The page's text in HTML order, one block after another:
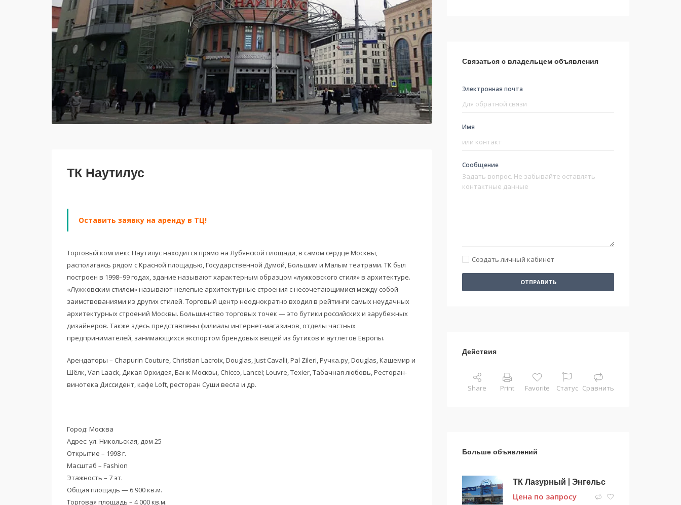
ТК Наутилус
Оставить заявку на аренду в ТЦ!
Торговый комплекс Наутилус находится прямо на Лубянской площади, в самом сердце Москвы,
располагаясь рядом с Красной площадью, Государственной Думой, Большим и Малым театрами. ТК был
построен в 1998–99 годах, здание называют характерным образцом «лужковского стиля» в архитектуре.
«Лужковским стилем» называют нелепые архитектурные строения с несочетающимися между собой
заимствованиями из других стилей. Торговый центр неоднократно входил в рейтинги самых неудачных
архитектурных строений Москвы. Большинство торговых точек — это бутики российских и зарубежных
дизайнеров. Также здесь представлены филиалы интернет-магазинов, отделы частных
предпринимателей, занимающихся экспортом брендовых вещей из бутиков и аутлетов Европы.
Арендаторы – Chapurin Couture, Christian Lacroix, Douglas, Just Cavalli, Pal Zileri, Ручка.ру, Douglas, Кашемир и
Шёлк, Van Laack, Дикая Орхидея, Банк Москвы, Chicco, Lancel; Louvre, Texier, Табачная любовь, Ресторан-
винотека Диссидент, кафе Loft, ресторан Суши весла и др.
Город: Москва
Адрес: ул. Никольская‚ дом 25
Открытие – 1998 г.
Масштаб – Fashion
Этажность – 7 эт.
Общая площадь — 6 900 кв.м.
Торговая площадь – 4 000 кв.м.
Связаться с владельцем объявления
Электронная почта
Имя
Сообщение
Создать личный кабинет
ОТПРАВИТЬ
Действия
Share Print Favorite Статус Сравнить
Больше объявлений
ТК Лазурный | Энгельс
Цена по запросу